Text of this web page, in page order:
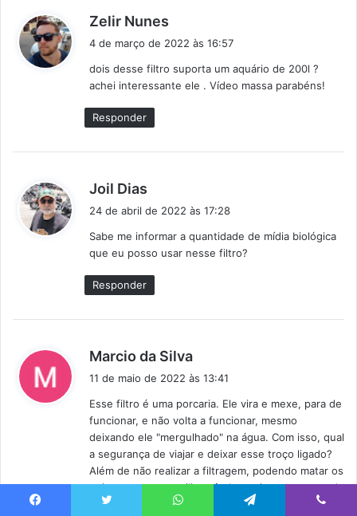
Zelir Nunes
s
e
4 de março de 2022 às 16:57
dois desse filtro suporta um aquário de 200l ?
achei interessante ele . Vídeo massa parabéns!
Responder
Joil Dias
s
e
:
24 de abril de 2022 às 17:28
Sabe me informar a quantidade de mídia biológica
que eu posso usar nesse filtro?
Responder
Marcio da Silva
s
e
:
11 de maio de 2022 às 13:41
Esse filtro é uma porcaria. Ele vira e mexe, para de
funcionar, e não volta a funcionar, mesmo
deixando ele "mergulhado" na água. Com isso, qual
a segurança de viajar e deixar esse troço ligado?
Além de não realizar a filtragem, podendo matar os
peixes pra quem utiliza só ele, creio que esse mal
funcionamento pode botar fogo na casa